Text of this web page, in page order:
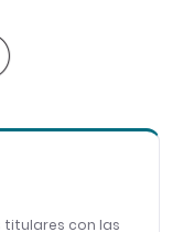
titulares con las